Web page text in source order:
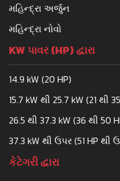
મહિન્દ્રા અર્જુન
મહિન્દ્રા નોવો
KW પાવર (HP) દ્વારા
14.9 kW (20 HP)
15.7 kW થી 25.7 kW (21 થી
26.5 થી 37.3 kW (36 થી 50
37.3 kW થી ઉપર (51 HP થી
કેટેગરી દ્વારા